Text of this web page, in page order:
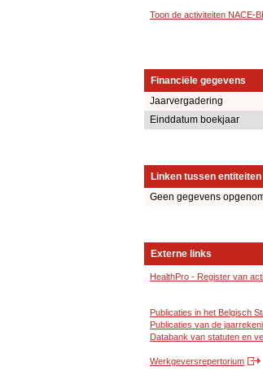
Toon de activiteiten NACE-
Financiële gegevens
Jaarvergadering
Einddatum boekjaar
Linken tussen entiteiten
Geen gegevens
Externe links
HealthPro - Register van
Publicaties in het Belgisch
Publicaties van de
Databank van statuten en
Werkgeversrepertorium